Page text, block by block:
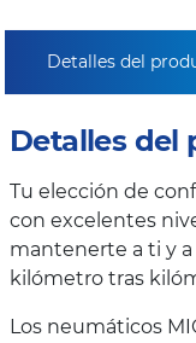
Detalles del
Detalles del
Tu elección de
con excelentes
mantenerte a ti y
kilómetro tras
Los neumáticos